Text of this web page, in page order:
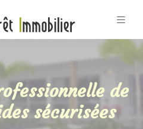
de
sécurisées